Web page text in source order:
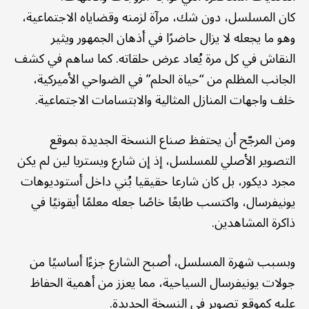
كان المسلسل، دون شك، مرآة لزمنه وقضاياه الاجتماعية،
وهو ما يجعله لا يزال حاضرًا في أذهان الجمهور ويثير
النقاش في كل مرة يُعاد عرض حلقاته. كما ساهم في كشف
الجانب المظلم من “حياة الحلم” في الضواحي الأميركية،
خلف واجهات المنازل المثالية والابتسامات الاجتماعية.
ومن المرجّح أن يحتفظ صناع النسخة الجديدة بموقع
التصوير الأصلي للمسلسل، إذ إن شارع ويستريا لين لم يكن
مجرد ديكور، بل كان شارعا حقيقيا بُني داخل أستوديوهات
يونيفرسال، واكتسب طابعًا خاصًا جعله معلمًا أيقونيًا في
ذاكرة المشاهدين.
وبسبب شهرة المسلسل، أصبح الشارع جزءًا أساسيًا من
جولات يونيفرسال السياحية، مما يعزز من أهمية الحفاظ